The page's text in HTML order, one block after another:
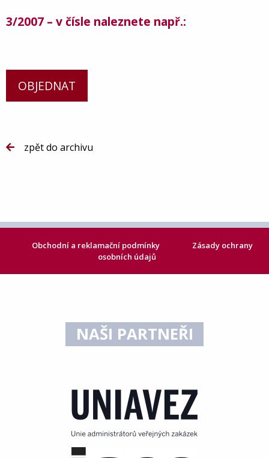
3/2007 – v čísle naleznete např.:
OBJEDNAT
zpět do archivu
Obchodní a reklamační podmínky
Zásady ochrany
osobních údajů
NAŠI PARTNEŘI